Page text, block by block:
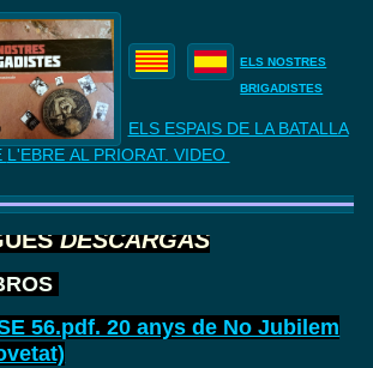
ELS NOSTRES
BRIGADISTES
ELS ESPAIS DE LA BATALLA
L'EBRE AL PRIORAT. VIDEO
DESCARGAS
56.pdf. 20 anys de No Jubilem